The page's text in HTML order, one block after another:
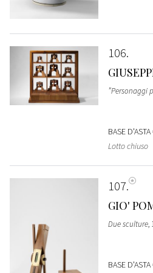
106
”Personaggi
BASE D'ASTA
Lotto chiuso
107
GIO'
Due sculture,
BASE D'ASTA